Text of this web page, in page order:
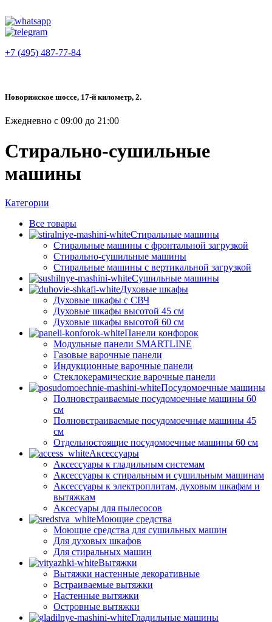
+7 (495) 487-77-84
Новорижское шоссе, 17-й километр, 2.
Ежедневно с 09:00 до 21:00
Стирально-сушильные
машины
Категории
Все товары
Стиральные машины
Стиральные машины с фронтальной загрузкой
Стирально-сушильные машины
Стиральные машины с вертикальной загрузкой
Сушильные машины
Духовые шкафы
Духовые шкафы с СВЧ
Духовые шкафы высотой 45 см
Духовые шкафы высотой 60 см
Панели конфорок
Модульные панели SMARTLINE
Газовые варочные панели
Индукционные варочные панели
Стеклокерамические варочные панели
Посудомоечные машины
Полновстраиваемые посудомоечные машины 60
см
Полновстраиваемые посудомоечные машины 45
см
Отдельностоящие посудомоечные машины 60 см
Аксессуары
Аксессуары к гладильным системам
Аксессуары к стиральным и сушильным машинам
Аксессуары к электроплитам, духовым шкафам и
вытяжкам
Аксесуары для пылесосов
Моющие средства
Моющие средства для сушильных машин
Для духовых шкафов
Для стиральных машин
Вытяжки
Вытяжки настенные декоративные
Встраиваемые вытяжки
Настенные вытяжки
Островные вытяжки
Гладильные машины